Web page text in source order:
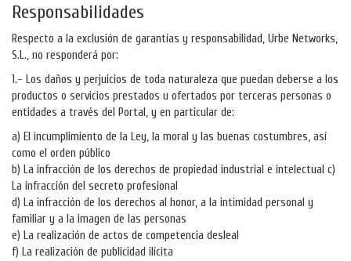
Responsabilidades
Respecto a la exclusión de garantías y responsabilidad, Urbe Networks,
S.L., no responderá por:
1.- Los daños y perjuicios de toda naturaleza que puedan deberse a los
productos o servicios prestados u ofertados por terceras personas o
entidades a través del Portal, y en particular de:
a) El incumplimiento de la Ley, la moral y las buenas costumbres, así
como el orden público
b) La infracción de los derechos de propiedad industrial e intelectual c)
La infracción del secreto profesional
d) La infracción de los derechos al honor, a la intimidad personal y
familiar y a la imagen de las personas
e) La realización de actos de competencia desleal
f) La realización de publicidad ilícita